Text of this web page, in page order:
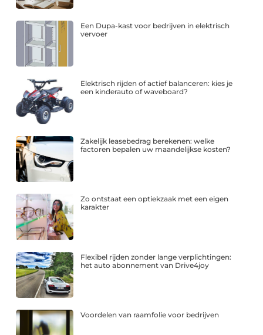
Een Dupa-kast voor bedrijven in elektrisch
vervoer
Elektrisch rijden of actief balanceren: kies je
een kinderauto of waveboard?
Zakelijk leasebedrag berekenen: welke
factoren bepalen uw maandelijkse kosten?
Zo ontstaat een optiekzaak met een eigen
karakter
Flexibel rijden zonder lange verplichtingen:
het auto abonnement van Drive4joy
Voordelen van raamfolie voor bedrijven